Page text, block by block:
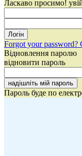
Ласкаво просимо!
Forgot your password?
Відновлення паролю
відновити пароль
Пароль буде по